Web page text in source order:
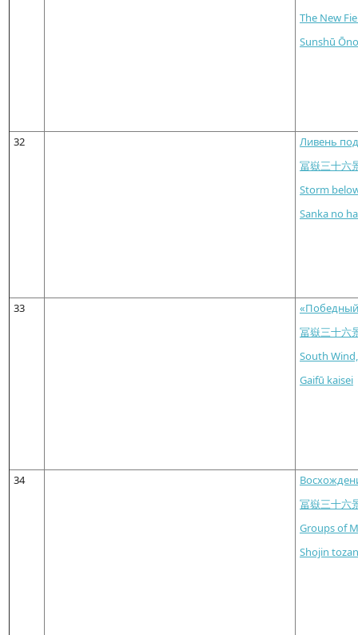
The New
Sunshū
32
Ливень
冨嶽三十六
Storm
Sanka no
33
«Победный
冨嶽三十六
South
Gaifū kaisei
34
冨嶽三十六
Groups of
Shojin tozan